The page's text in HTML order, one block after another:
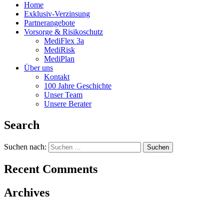
Home
Exklusiv-Verzinsung
Partnerangebote
Vorsorge & Risikoschutz
MediFlex 3a
MediRisk
MediPlan
Über uns
Kontakt
100 Jahre Geschichte
Unser Team
Unsere Berater
Search
Suchen nach:
Recent Comments
Archives